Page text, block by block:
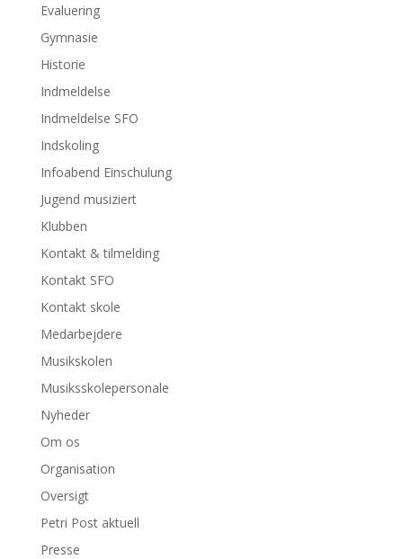
Evaluering
Gymnasie
Historie
Indmeldelse
Indmeldelse SFO
Indskoling
Infoabend Einschulung
Jugend musiziert
Klubben
Kontakt & tilmelding
Kontakt SFO
Kontakt skole
Medarbejdere
Musikskolen
Musiksskolepersonale
Nyheder
Om os
Organisation
Oversigt
Petri Post aktuell
Presse